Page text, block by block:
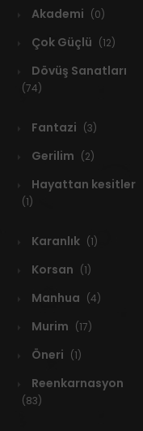
Akademi (0)
Çok Güçlü (12)
Dövüş Sanatları
(74)
Fantazi (3)
Gerilim (2)
Hayattan kesitler
(1)
Karanlık (1)
Korsan (1)
Manhua (4)
Murim (17)
Öneri (1)
Reenkarnasyon
(83)